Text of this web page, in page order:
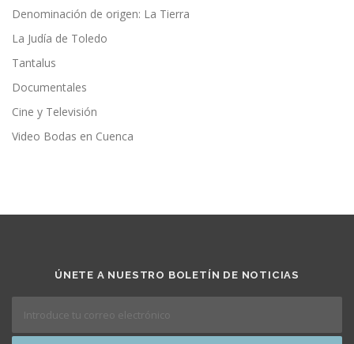
Denominación de origen: La Tierra
La Judía de Toledo
Tantalus
Documentales
Cine y Televisión
Video Bodas en Cuenca
ÚNETE A NUESTRO BOLETÍN DE NOTICIAS